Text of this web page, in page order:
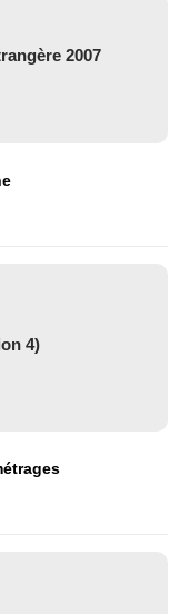
2007
4)